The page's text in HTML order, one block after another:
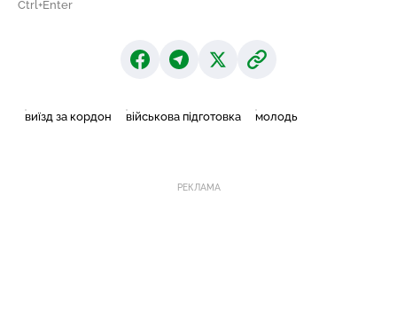
Ctrl+Enter
виїзд за кордон військова підготовка молодь
РЕКЛАМА